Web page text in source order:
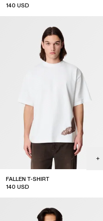
140 USD
FALLEN T-SHIRT
140 USD